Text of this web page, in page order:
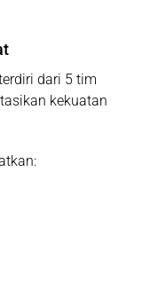
dari 5 tim
kekuatan